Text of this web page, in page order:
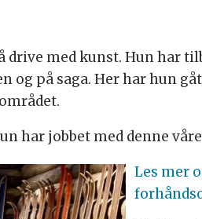
med kunst. Hun har
og på saga. Her har hun
har jobbet med denne
Les mer